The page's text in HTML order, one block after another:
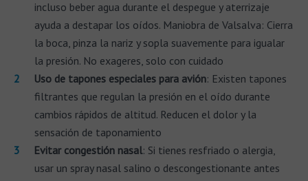
incluso beber agua durante el despegue y aterrizaje
ayuda a destapar los oídos. Maniobra de Valsalva: Cierra
la boca, pinza la nariz y sopla suavemente para igualar
la presión. No exageres, solo con cuidado
Uso de tapones especiales para avión: Existen tapones
filtrantes que regulan la presión en el oído durante
cambios rápidos de altitud. Reducen el dolor y la
sensación de taponamiento
Evitar congestión nasal: Si tienes resfriado o alergia,
usar un spray nasal salino o descongestionante antes